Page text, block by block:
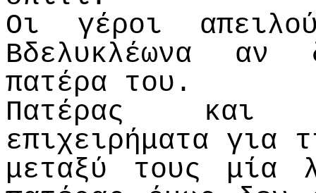
Οι γέροι
Βδελυκλέωνα αν
πατέρα του.
Πατέρας και
επιχειρήματα για
μεταξύ τους μία